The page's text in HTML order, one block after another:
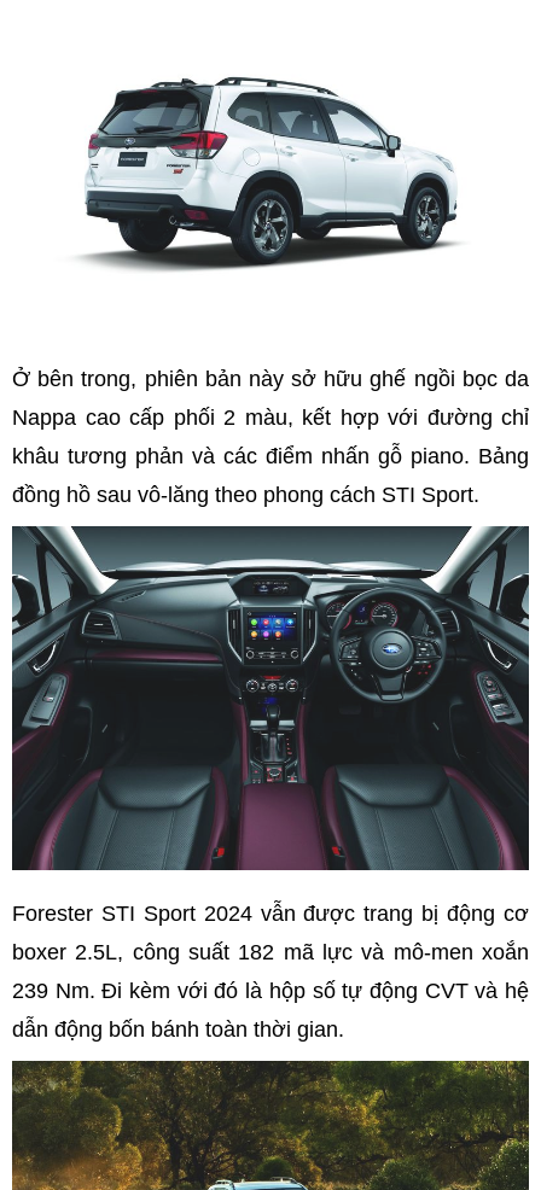
Ở bên trong, phiên bản này sở hữu ghế ngồi bọc da
Nappa cao cấp phối 2 màu, kết hợp với đường chỉ
khâu tương phản và các điểm nhấn gỗ piano. Bảng
đồng hồ sau vô-lăng theo phong cách STI Sport.
Forester STI Sport 2024 vẫn được trang bị động cơ
boxer 2.5L, công suất 182 mã lực và mô-men xoắn
239 Nm. Đi kèm với đó là hộp số tự động CVT và hệ
dẫn động bốn bánh toàn thời gian.